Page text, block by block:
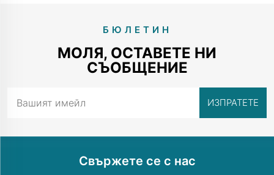
БЮЛЕТИН
МОЛЯ, ОСТАВЕТЕ НИ
СЪОБЩЕНИЕ
Свържете се с нас